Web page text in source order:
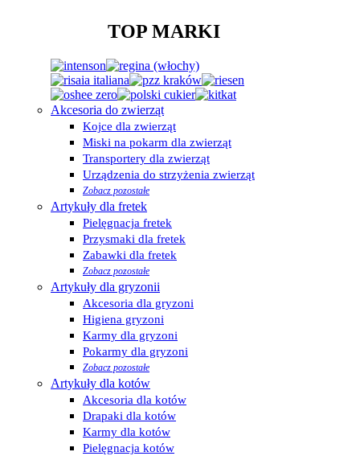
TOP MARKI
Akcesoria do zwierząt
Kojce dla zwierząt
Miski na pokarm dla zwierząt
Transportery dla zwierząt
Urządzenia do strzyżenia zwierząt
Zobacz pozostałe
Artykuły dla fretek
Pielęgnacja fretek
Przysmaki dla fretek
Zabawki dla fretek
Zobacz pozostałe
Artykuły dla gryzonii
Akcesoria dla gryzoni
Higiena gryzoni
Karmy dla gryzoni
Pokarmy dla gryzoni
Zobacz pozostałe
Artykuły dla kotów
Akcesoria dla kotów
Drapaki dla kotów
Karmy dla kotów
Pielęgnacja kotów